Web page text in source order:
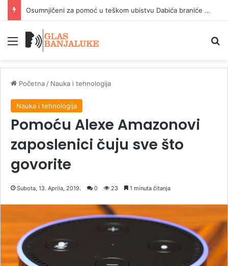
Bosančić: Asfaltiranje svih makadamskih puteva košta deset miliona KM
Meni
Početna / Nauka i tehnologija
Nauka i tehnologija
Pomoću Alexe Amazonovi
zaposlenici čuju sve što
govorite
Subota, 13. Aprila, 2019. 0 23 1 minuta čitanja